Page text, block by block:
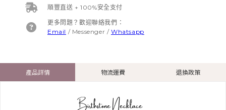
順豐直送 + 100%安全支付
更多問題？歡迎聯絡我們：
Email / Messenger /Whatsapp
產品詳情 物流運費 退換政策